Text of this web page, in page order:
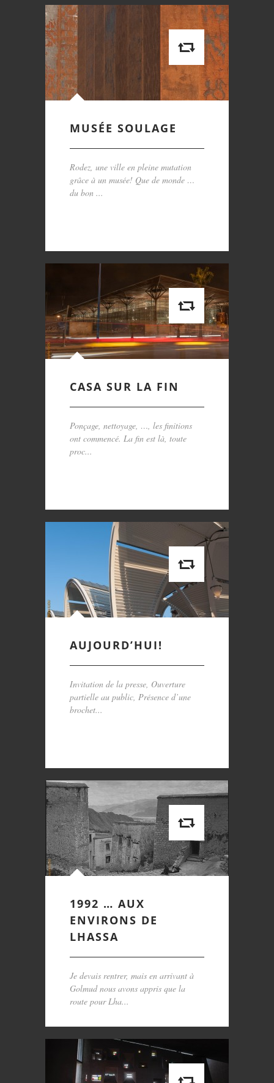
MUSÉE SOULAGE
Rodez, une ville en pleine mutation
grâce à un musée! Que de monde …
du bon ...
CASA SUR LA FIN
Ponçage, nettoyage, …, les finitions
ont commencé. La fin est là, toute
proc...
AUJOURD’HUI!
Invitation de la presse, Ouverture
partielle au public, Présence d’une
brochet...
1992 … AUX
ENVIRONS DE
LHASSA
Je devais rentrer, mais en arrivant à
Golmud nous avons appris que la
route pour Lha...